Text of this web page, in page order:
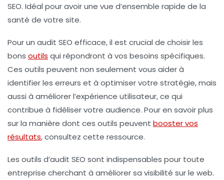
SEO. Idéal pour avoir une vue d’ensemble rapide de la
santé de votre site.
Pour un audit SEO efficace, il est crucial de choisir les
bons outils qui répondront à vos besoins spécifiques.
Ces outils peuvent non seulement vous aider à
identifier les erreurs et à optimiser votre stratégie, mais
aussi à améliorer l’expérience utilisateur, ce qui
contribue à fidéliser votre audience. Pour en savoir plus
sur la manière dont ces outils peuvent booster vos
résultats, consultez cette ressource.
Les outils d’audit SEO sont indispensables pour toute
entreprise cherchant à améliorer sa visibilité sur le web.